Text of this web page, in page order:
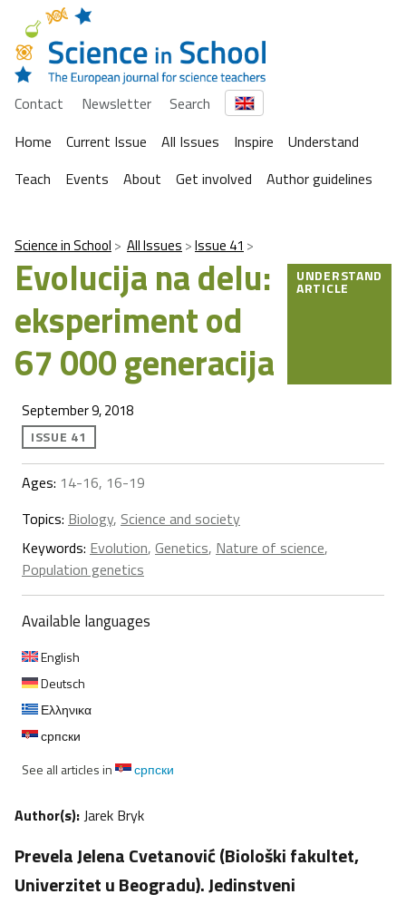
Contact Newsletter
Search
Home
Current Issue All Issues Inspire
Understand
Teach
Events About Get involved Author guidelines
Science in School All Issues Issue 41
Evolucija na delu:
eksperiment od
67 000 generacija
UNDERSTAND
ARTICLE
September 9, 2018
ISSUE 41
Ages: 14-16, 16-19
Topics: Biology, Science and society
Keywords: Evolution, Genetics, Nature of science,
Population genetics
Available languages
English
Deutsch
Ελληνικα
српски
See all articles in
српски
Author(s):Jarek Bryk
Prevela Jelena Cvetanović (Biološki fakultet,
Univerzitet u Beogradu). Jedinstveni